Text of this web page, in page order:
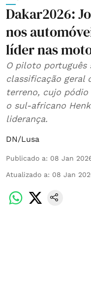
Dakar2026:
nos
líder nas
O piloto português
classificação geral
terreno, cujo
o sul-africano
liderança.
DN/Lusa
Publicado a: 08 Jan
Atualizado a: 08 Jan